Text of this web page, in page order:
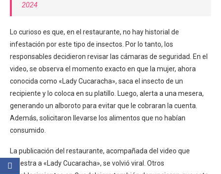
2024
Lo curioso es que, en el restaurante, no hay historial de
infestación por este tipo de insectos. Por lo tanto, los
responsables decidieron revisar las cámaras de seguridad. En el
video, se observa el momento exacto en que la mujer, ahora
conocida como «Lady Cucaracha», saca el insecto de un
recipiente y lo coloca en su platillo. Luego, alerta a una mesera,
generando un alboroto para evitar que le cobraran la cuenta.
Además, solicitaron llevarse los alimentos que no habían
consumido.
La publicación del restaurante, acompañada del video que
muestra a «Lady Cucaracha», se volvió viral. Otros